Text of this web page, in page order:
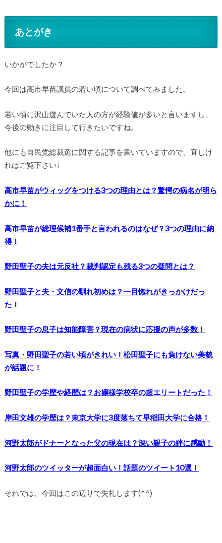
あとがき
いかがでしたか？
今回は高市早苗議員の若い頃について調べてみました。
若い頃に沢山遊んでいた人の方が経験値が多いと言いますし、
今後の動きに注目して行きたいですね。
他にも自民党総裁選に関する記事を書いていますので、宜しけ
ればご覧下さい↓
高市早苗がウィッグをつける3つの理由とは？驚愕の病名が明ら
かに！
高市早苗が総理候補1番手と言われるのはなぜ？3つの理由に納
得！
野田聖子の夫は元反社？裁判認定も残る3つの疑問とは？
野田聖子と夫・文信の馴れ初めは？一目惚れがきっかけだっ
た！
野田聖子の息子は知能障害？現在の病状に応援の声が多数！
写真・野田聖子の若い頃がきれい！松田聖子にも負けない美貌
が話題に！
野田聖子の学歴や経歴は？お嬢様学校卒の超エリートだった！
岸田文雄の学歴は？東京大学に3度落ちて早稲田大学に合格！
河野太郎がドナーとなった父の現在は？深い親子の絆に感動！
河野太郎のツイッターが超面白い！話題のツイート10選！
それでは、今回はこの辺りで失礼します(^^)